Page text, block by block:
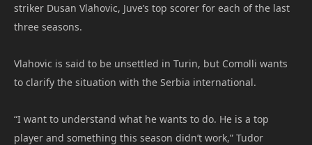
striker Dusan Vlahovic, Juve’s top scorer for each of the last
three seasons.
Vlahovic is said to be unsettled in Turin, but Comolli wants
to clarify the situation with the Serbia international.
“I want to understand what he wants to do. He is a top
player and something this season didn’t work,” Tudor